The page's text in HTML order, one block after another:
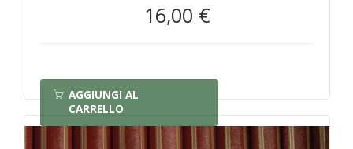
16,00 €
AGGIUNGI AL
CARRELLO